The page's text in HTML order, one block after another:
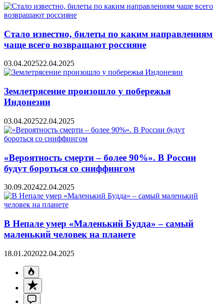
Стало известно, билеты по каким направлениям
чаще всего возвращают россияне
03.04.202522.04.2025
Землетрясение произошло у побережья
Индонезии
03.04.202522.04.2025
«Вероятность смерти – более 90%». В России
будут бороться со сниффингом
30.09.202422.04.2025
В Непале умер «Маленький Будда» – самый
маленький человек на планете
18.01.202022.04.2025